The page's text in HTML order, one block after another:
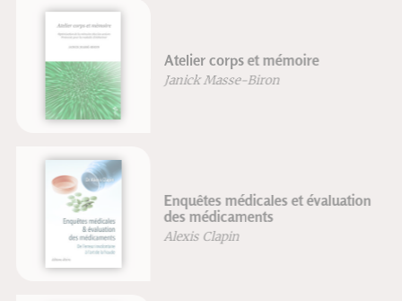
Atelier corps et mémoire
Janick Masse-Biron
Enquêtes médicales et évaluation
des médicaments
Alexis Clapin